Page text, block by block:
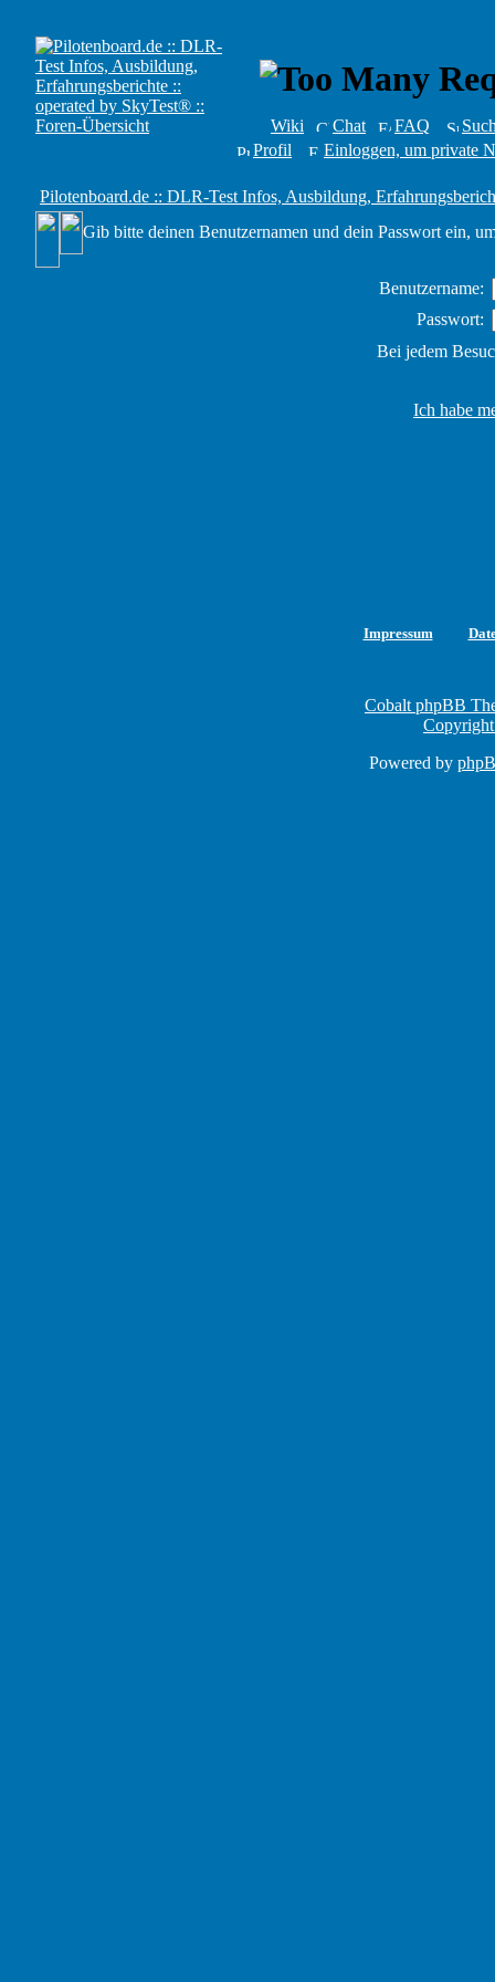
Wiki Chat FAQ
Profil
Einloggen, um private
Pilotenboard.de :: DLR-Test Infos, Ausbildung,
Gib bitte deinen Benutzernamen und dein Passwort ein,
Benutzername:
Passwort:
Bei jedem
Ich habe
Impressum
Cobalt phpBB
Powered by